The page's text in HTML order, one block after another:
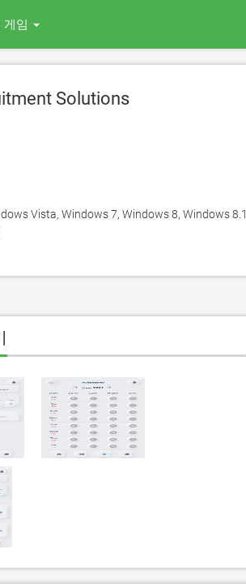
게임
Solutions
Vista, Windows 7, Windows 8, Windows 8.1